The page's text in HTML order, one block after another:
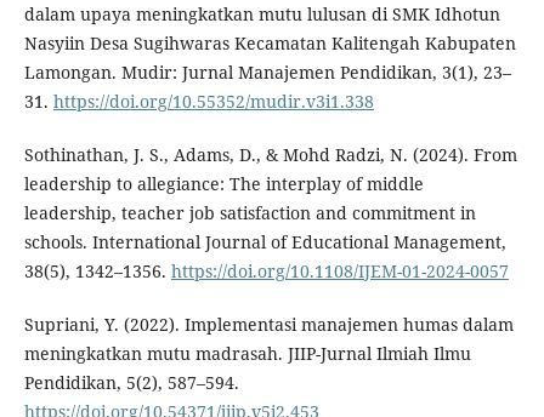
dalam upaya meningkatkan mutu lulusan di SMK Idhotun
Nasyiin Desa Sugihwaras Kecamatan Kalitengah Kabupaten
Lamongan. Mudir: Jurnal Manajemen Pendidikan, 3(1), 23–
31. https://doi.org/10.55352/mudir.v3i1.338
Sothinathan, J. S., Adams, D., & Mohd Radzi, N. (2024). From
leadership to allegiance: The interplay of middle
leadership, teacher job satisfaction and commitment in
schools. International Journal of Educational Management,
38(5), 1342–1356. https://doi.org/10.1108/IJEM-01-2024-0057
Supriani, Y. (2022). Implementasi manajemen humas dalam
meningkatkan mutu madrasah. JIIP-Jurnal Ilmiah Ilmu
Pendidikan, 5(2), 587–594.
https://doi.org/10.54371/jiip.v5i2.453